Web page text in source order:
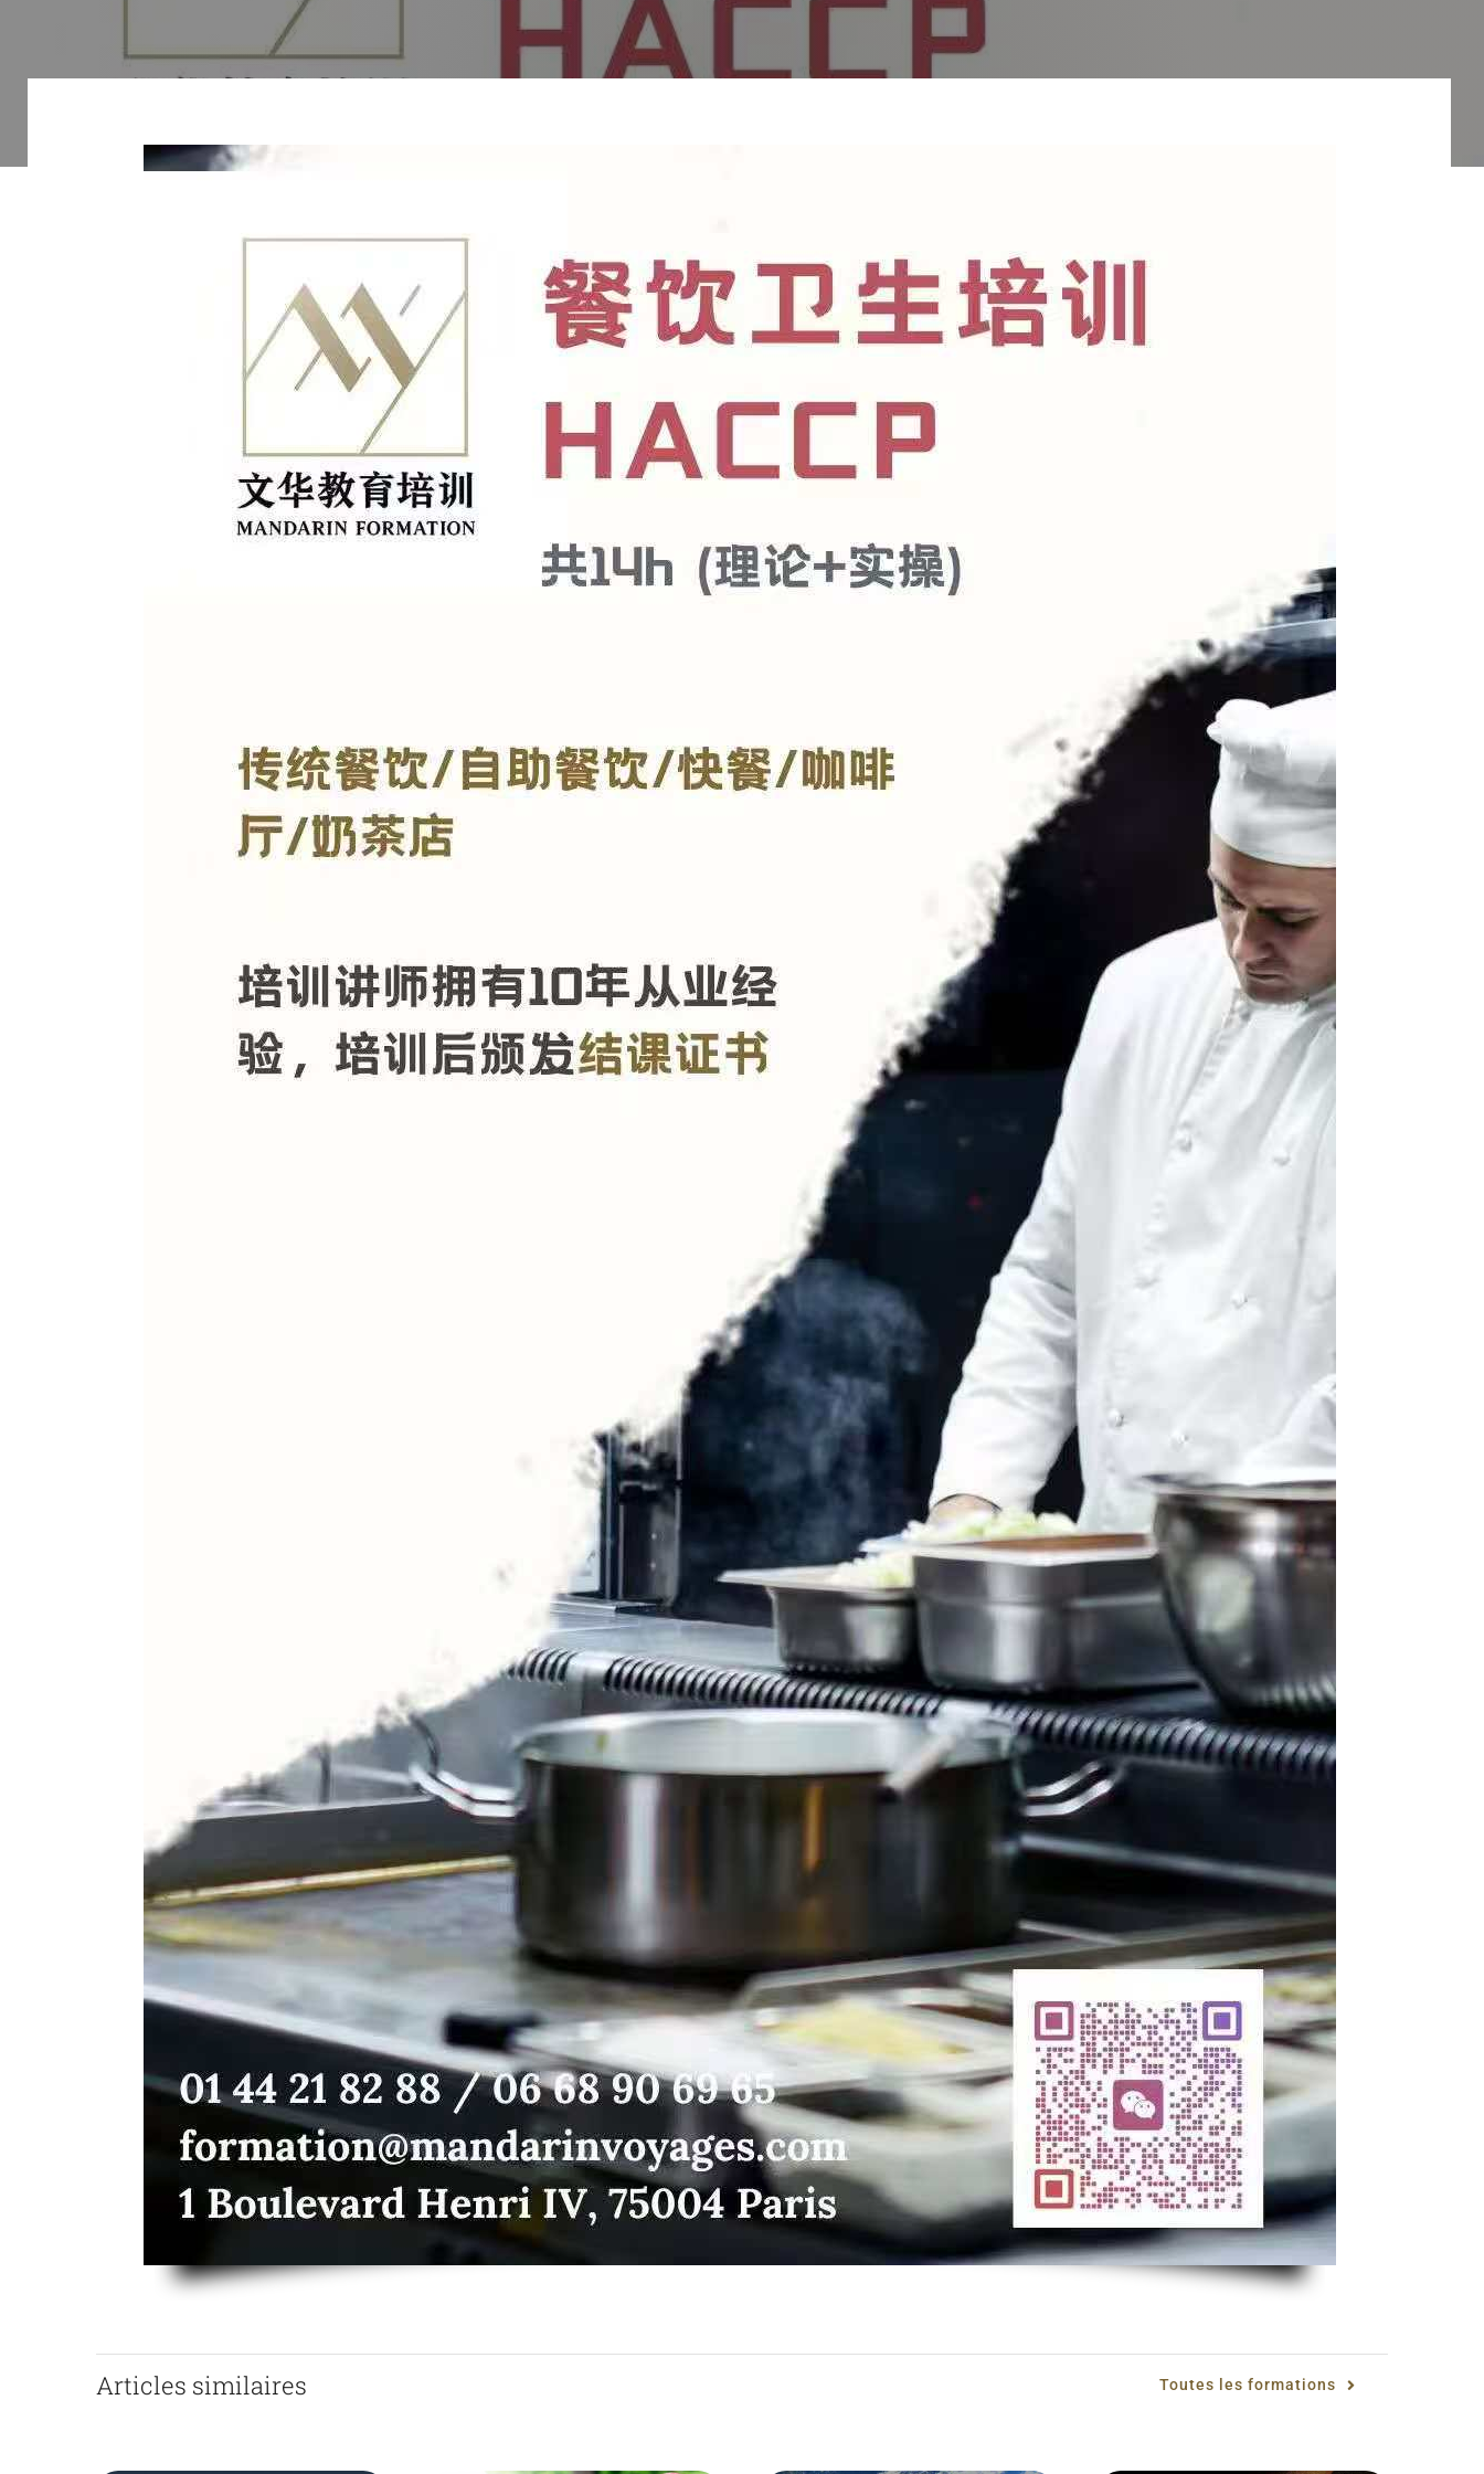
Articles similaires Toutes les formations